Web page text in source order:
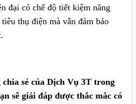
đại có chế độ tiết kiệm năng
thụ điện mà vẫn đảm bảo
sẻ của Dịch Vụ 3T trong
sẽ giải đáp được thắc mắc có